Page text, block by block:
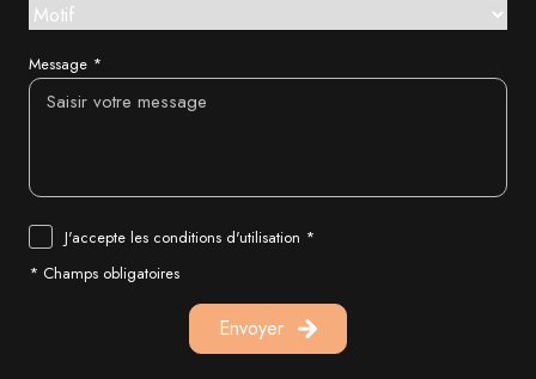
Message *
J'accepte les conditions d'utilisation *
* Champs obligatoires
Envoyer